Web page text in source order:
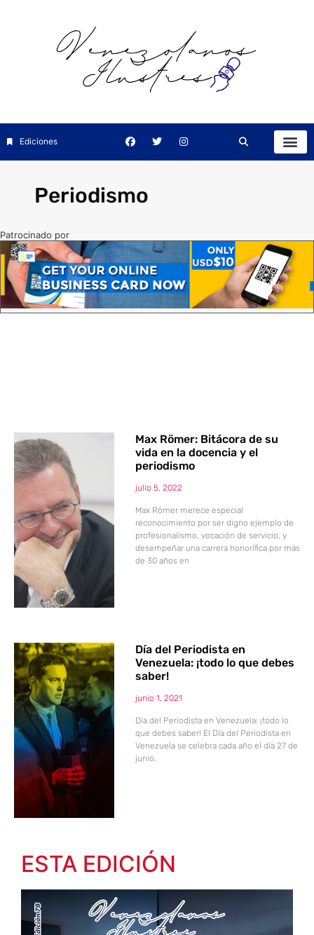
Ediciones
Periodismo
Patrocinado por
Max Römer: Bitácora de su
vida en la docencia y el
periodismo
julio 5, 2022
Max Römer merece especial
reconocimiento por ser digno ejemplo de
profesionalismo, vocación de servicio, y
desempeñar una carrera honorífica por más
de 30 años en
Día del Periodista en
Venezuela: ¡todo lo que debes
saber!
junio 1, 2021
Día del Periodista en Venezuela: ¡todo lo
que debes saber! El Día del Periodista en
Venezuela se celebra cada año el día 27 de
junio.
ESTA EDICIÓN